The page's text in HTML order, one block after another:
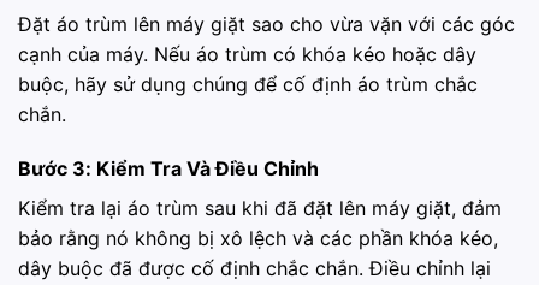
Đặt áo trùm lên máy giặt sao cho vừa vặn với các góc
cạnh của máy. Nếu áo trùm có khóa kéo hoặc dây
buộc, hãy sử dụng chúng để cố định áo trùm chắc
chắn.
Bước 3: Kiểm Tra Và Điều Chỉnh
Kiểm tra lại áo trùm sau khi đã đặt lên máy giặt, đảm
bảo rằng nó không bị xô lệch và các phần khóa kéo,
dây buộc đã được cố định chắc chắn. Điều chỉnh lại